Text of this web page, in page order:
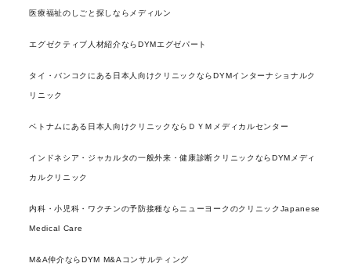
医療福祉のしごと探しならメディルン
エグゼクティブ人材紹介ならDYMエグゼパート
タイ・バンコクにある日本人向けクリニックならDYMインターナショナルク
リニック
ベトナムにある日本人向けクリニックならＤＹＭメディカルセンター
インドネシア・ジャカルタの一般外来・健康診断クリニックならDYMメディ
カルクリニック
内科・小児科・ワクチンの予防接種ならニューヨークのクリニックJapanese
Medical Care
M&A仲介ならDYM M&Aコンサルティング